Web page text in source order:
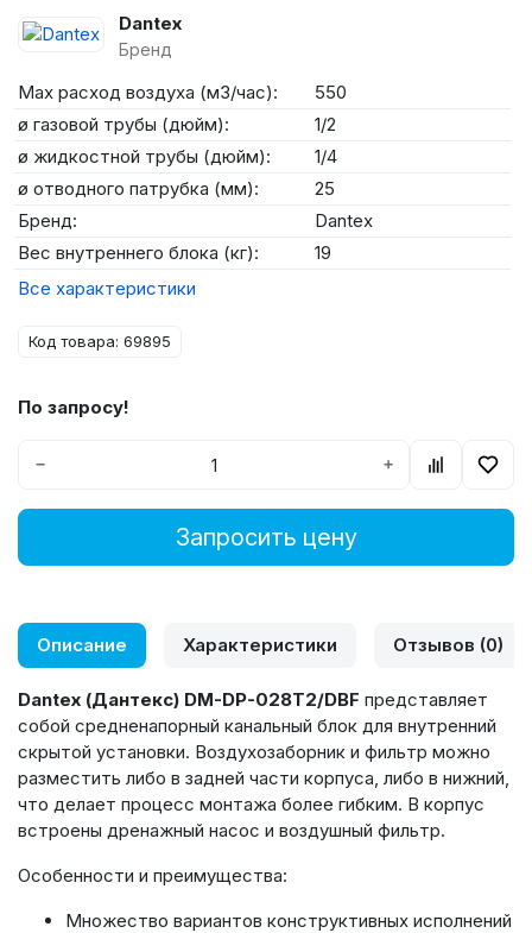
Dantex
Бренд
Max расход воздуха (м3/час):
550
ø газовой трубы (дюйм):
1/2
ø жидкостной трубы (дюйм):
1/4
ø отводного патрубка (мм):
25
Бренд:
Dantex
Вес внутреннего блока (кг):
19
Все характеристики
Код товара: 69895
По запросу!
− +
Запросить цену
Описание Характеристики Отзывов (0)
Dantex (Дантекс) DM-DP-028T2/DBF представляет
собой средненапорный канальный блок для внутренний
скрытой установки. Воздухозаборник и фильтр можно
разместить либо в задней части корпуса, либо в нижний,
что делает процесс монтажа более гибким. В корпус
встроены дренажный насос и воздушный фильтр.
Особенности и преимущества:
Множество вариантов конструктивных исполнений